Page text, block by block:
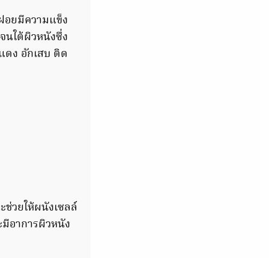
อยมีความแข็ง
นใต้ผิวหนังซึ่ง
ดง อักเสบ ติด
วยให้ผนังเซลล์
อาการผิวหนัง